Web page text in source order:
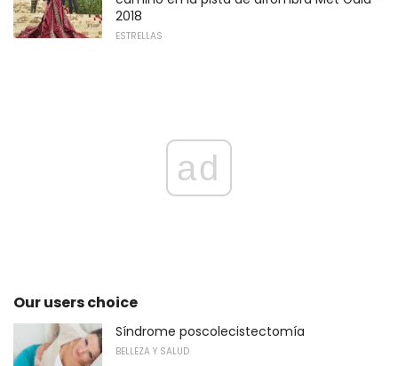
2018
ESTRELLAS
ad
Our users choice
Síndrome poscolecistectomía
BELLEZA Y SALUD